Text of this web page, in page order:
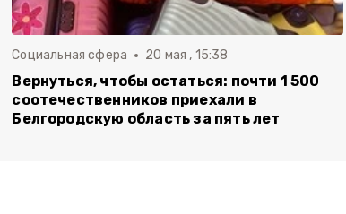
Социальная сфера 20 мая , 15:38
Вернуться, чтобы остаться: почти 1 500
соотечественников приехали в
Белгородскую область за пять лет